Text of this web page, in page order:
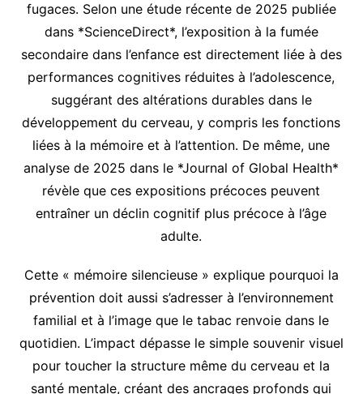
fugaces. Selon une étude récente de 2025 publiée
dans *ScienceDirect*, l’exposition à la fumée
secondaire dans l’enfance est directement liée à des
performances cognitives réduites à l’adolescence,
suggérant des altérations durables dans le
développement du cerveau, y compris les fonctions
liées à la mémoire et à l’attention. De même, une
analyse de 2025 dans le *Journal of Global Health*
révèle que ces expositions précoces peuvent
entraîner un déclin cognitif plus précoce à l’âge
adulte.
Cette « mémoire silencieuse » explique pourquoi la
prévention doit aussi s’adresser à l’environnement
familial et à l’image que le tabac renvoie dans le
quotidien. L’impact dépasse le simple souvenir visuel
pour toucher la structure même du cerveau et la
santé mentale, créant des ancrages profonds qui